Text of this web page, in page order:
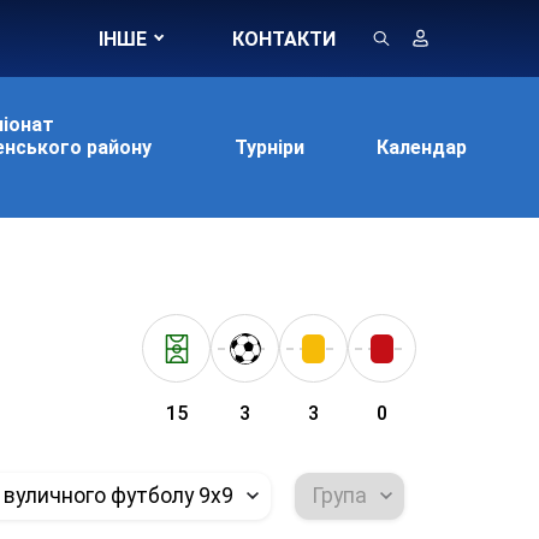
ІНШЕ КОНТАКТИ
району
Турніри Календар
15 3 3 0
футболу 9х9 Група